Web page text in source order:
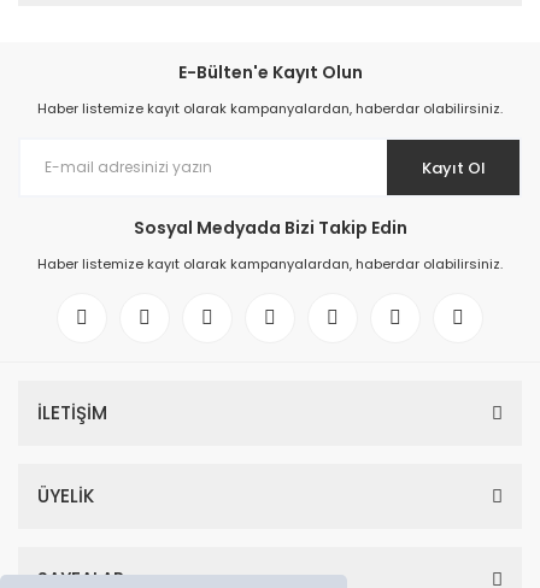
E-Bülten'e Kayıt Olun
Haber listemize kayıt olarak kampanyalardan, haberdar olabilirsiniz.
Kayıt Ol
Sosyal Medyada Bizi Takip Edin
Haber listemize kayıt olarak kampanyalardan, haberdar olabilirsiniz.
İLETİŞİM
ÜYELİK
SAYFALAR